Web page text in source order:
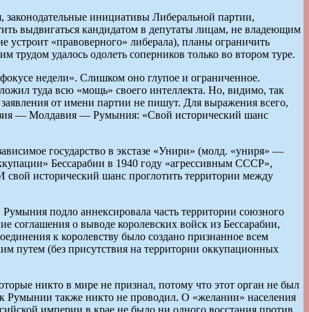
инициативы Либеральной партии,
выдвигаться кандидатом в депутаты лицам, не владеющим
устроит «правоверного» либерала), планы ограничить
удалось одолеть соперников только во втором туре.
недели». Слишком оно глупое и ограниченное.
туда всю «мощь» своего интеллекта. Но, видимо, так
от имени партии не пишут. Для выражения всего,
— Молдавия — Румыния: «Свой исторический шанс
государство в экстазе «Унири» (молд. «униря» —
Бессарабии в 1940 году «агрессивным СССР»,
исторический шанс проглотить территории между
подло аннексировала часть территории союзного
соглашения о выводе королевских войск из Бессарабии,
к королевству было создано признанное всем
путем (без присутствия на территории оккупационных
никто в мире не признал, потому что этот орган не был
Румынии также никто не проводил. О «желании» населения
империи в крае не было ни одного восстания против